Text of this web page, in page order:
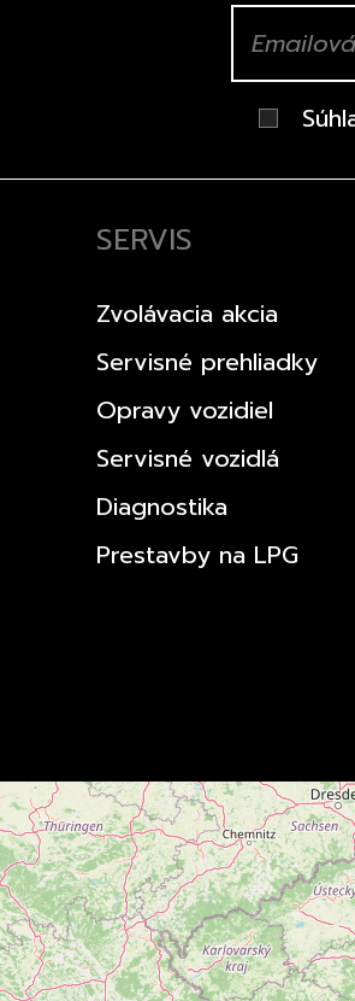
SERVIS
Zvolávacia akcia
Servisné prehliadky
Opravy vozidiel
Servisné vozidlá
Diagnostika
Prestavby na LPG